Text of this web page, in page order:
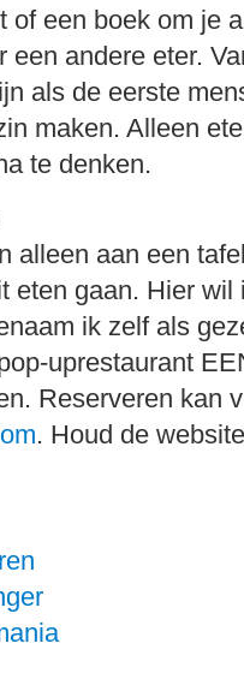
of een boek om je
een andere eter.
als de eerste
maken. Alleen
te denken.
alleen aan een
eten gaan. Hier wil
ik zelf als
uprestaurant
Reserveren kan
. Houd de